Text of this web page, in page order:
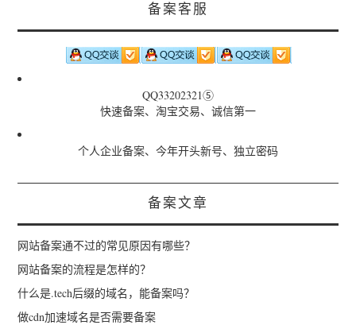
备案客服
QQ33202321⑤
快速备案、淘宝交易、诚信第一
个人企业备案、今年开头新号、独立密码
备案文章
网站备案通不过的常见原因有哪些？
网站备案的流程是怎样的？
什么是.tech后缀的域名，能备案吗？
做cdn加速域名是否需要备案